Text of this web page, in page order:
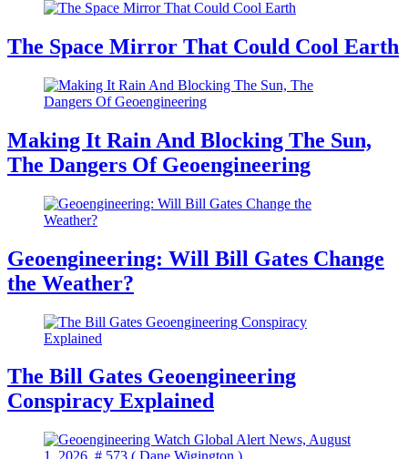
The Space Mirror That Could Cool Earth
Making It Rain And Blocking The Sun,
The Dangers Of Geoengineering
Geoengineering: Will Bill Gates Change
the Weather?
The Bill Gates Geoengineering
Conspiracy Explained